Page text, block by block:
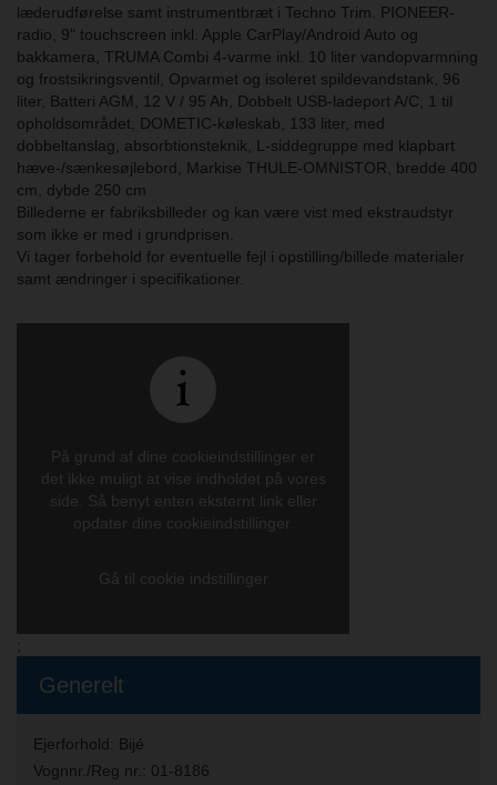
læderudførelse samt instrumentbræt i Techno Trim. PIONEER-
radio, 9" touchscreen inkl. Apple CarPlay/Android Auto og
bakkamera, TRUMA Combi 4-varme inkl. 10 liter vandopvarmning
og frostsikringsventil, Opvarmet og isoleret spildevandstank, 96
liter, Batteri AGM, 12 V / 95 Ah, Dobbelt USB-ladeport A/C, 1 til
opholdsområdet, DOMETIC-køleskab, 133 liter, med
dobbeltanslag, absorbtionsteknik, L-siddegruppe med klapbart
hæve-/sænkesøjlebord, Markise THULE-OMNISTOR, bredde 400
cm, dybde 250 cm
Billederne er fabriksbilleder og kan være vist med ekstraudstyr
som ikke er med i grundprisen.
Vi tager forbehold for eventuelle fejl i opstilling/billede materialer
samt ændringer i specifikationer.
På grund af dine cookieindstillinger er
det ikke muligt at vise indholdet på vores
side. Så benyt enten eksternt link eller
opdater dine cookieindstillinger.
Gå til cookie indstillinger
;
Generelt
Ejerforhold: Bijé
Vognnr./Reg nr.: 01-8186